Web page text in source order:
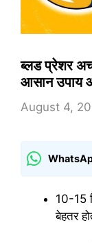
ब्लड प्रेशर
आसान उपाय
August 4,
10-15
बेहतर